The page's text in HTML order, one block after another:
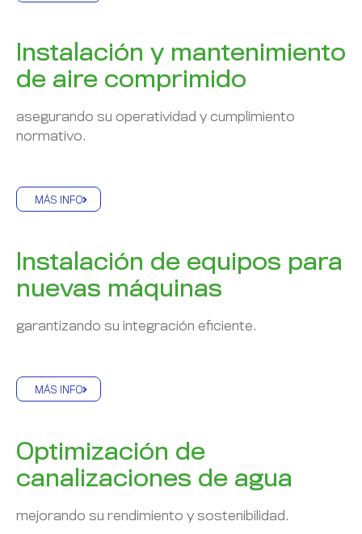
Instalación y mantenimiento
de aire comprimido
asegurando su operatividad y cumplimiento
normativo.
MÁS INFO
Instalación de equipos para
nuevas máquinas
garantizando su integración eficiente.
MÁS INFO
Optimización de
canalizaciones de agua
mejorando su rendimiento y sostenibilidad.